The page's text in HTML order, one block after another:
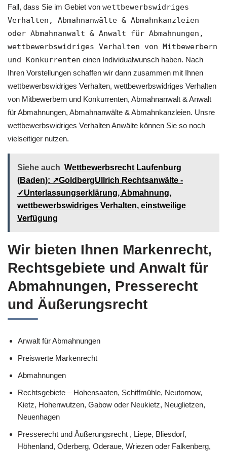
Fall, dass Sie im Gebiet von wettbewerbswidriges
Verhalten, Abmahnanwälte & Abmahnkanzleien
oder Abmahnanwalt & Anwalt für Abmahnungen,
wettbewerbswidriges Verhalten von Mitbewerbern
und Konkurrenten einen Individualwunsch haben. Nach
Ihren Vorstellungen schaffen wir dann zusammen mit Ihnen
wettbewerbswidriges Verhalten, wettbewerbswidriges Verhalten
von Mitbewerbern und Konkurrenten, Abmahnanwalt & Anwalt
für Abmahnungen, Abmahnanwälte & Abmahnkanzleien. Unsre
wettbewerbswidriges Verhalten Anwälte können Sie so noch
vielseitiger nutzen.
Siehe auch Wettbewerbsrecht Laufenburg
(Baden): ↗GoldbergUllrich Rechtsanwälte -
✓Unterlassungserklärung, Abmahnung,
wettbewerbswidriges Verhalten, einstweilige
Verfügung
Wir bieten Ihnen Markenrecht,
Rechtsgebiete und Anwalt für
Abmahnungen, Presserecht
und Äußerungsrecht
Anwalt für Abmahnungen
Preiswerte Markenrecht
Abmahnungen
Rechtsgebiete – Hohensaaten, Schiffmühle, Neutornow,
Kietz, Hohenwutzen, Gabow oder Neukietz, Neuglietzen,
Neuenhagen
Presserecht und Äußerungsrecht , Liepe, Bliesdorf,
Höhenland, Oderberg, Oderaue, Wriezen oder Falkenberg,